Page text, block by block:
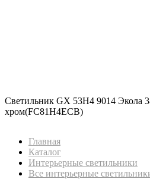
Светильник GX 53H4 9014 Экола
хром(FC81H4ECB)
Главная
Каталог
Интерьерные светильники
Все интерьерные